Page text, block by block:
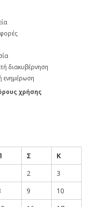
διακυβέρνηση
ενημέρωση
χρήσης
Σ
Κ
2
3
9
10